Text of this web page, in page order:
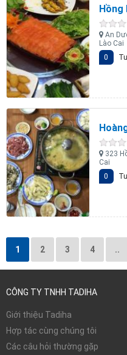
Hồng
An
Lào Cai
0
323
Cai
0
1 2 3 4 ..
CÔNG TY TNHH TADIHA
Giới thiệu Tadiha
Hợp tác cùng chúng tôi
Các câu hỏi thường gặp